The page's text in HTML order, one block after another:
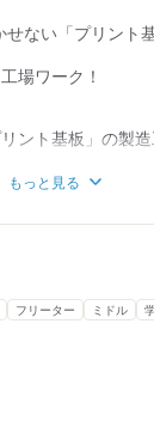
せない「プリント
場ワーク！
ント基板」の製
に沿って進める
となるため、モク
もっと見る
フリーター ミドル